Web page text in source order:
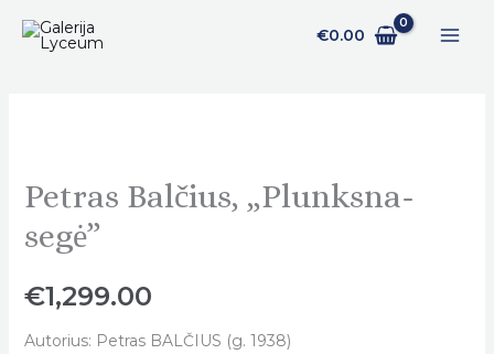
prie
€0.00
Petras Balčius, „Plunksna-
segė”
€1,299.00
Autorius: Petras BALČIUS (g. 1938)
Petras
„Plunksna-
quantity